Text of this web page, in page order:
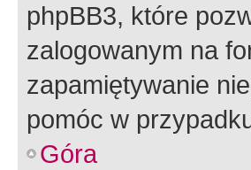
phpBB3, które
zalogowanym na
zapamiętywanie
pomóc w
Góra